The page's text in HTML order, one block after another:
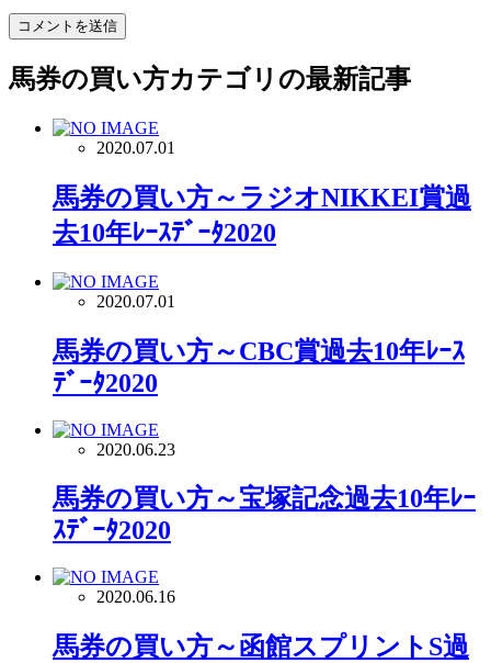
馬券の買い方カテゴリの最新記事
2020.07.01
馬券の買い方～ラジオNIKKEI賞過
去10年ﾚｰｽﾃﾞｰﾀ2020
2020.07.01
馬券の買い方～CBC賞過去10年ﾚｰｽ
ﾃﾞｰﾀ2020
2020.06.23
馬券の買い方～宝塚記念過去10年ﾚｰ
ｽﾃﾞｰﾀ2020
2020.06.16
馬券の買い方～函館スプリントS過